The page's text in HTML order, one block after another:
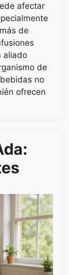
afectar
de
aliado
de
no
ofrecen